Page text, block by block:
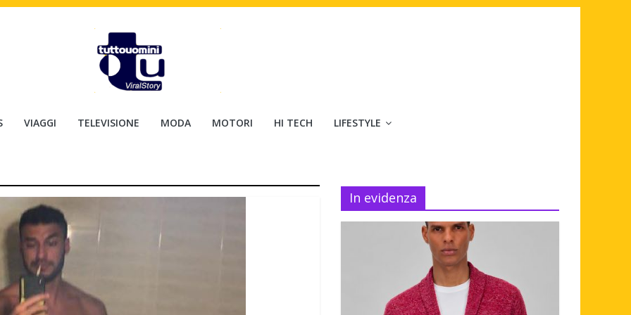
VIAGGI TELEVISIONE MODA MOTORI HI TECH LIFESTYLE
In evidenza